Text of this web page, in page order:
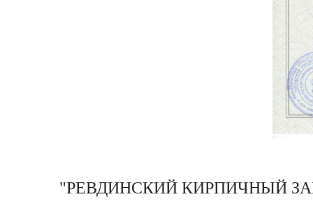
"РЕВДИНСКИЙ КИРПИЧНЫЙ